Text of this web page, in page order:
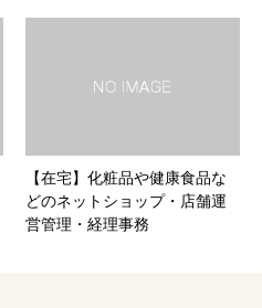
【在宅】化粧品や健康食品な
どのネットショップ・店舗運
営管理・経理事務